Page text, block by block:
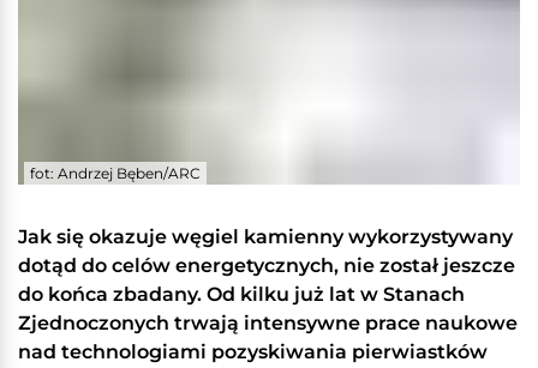
fot: Andrzej Bęben/ARC
Jak się okazuje węgiel kamienny wykorzystywany
dotąd do celów energetycznych, nie został jeszcze
do końca zbadany. Od kilku już lat w Stanach
Zjednoczonych trwają intensywne prace naukowe
nad technologiami pozyskiwania pierwiastków